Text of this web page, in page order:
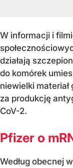
W informacji i
działają
do komórek
niewielki
za produkcję
CoV-2.
Pfizer o
Według obecnej